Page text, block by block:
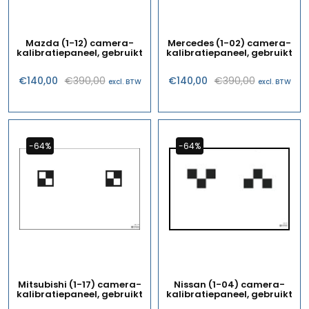
Mazda (1-12) camera-
kalibratiepaneel, gebruikt
€390,00 Oorspronkelijke
was:
€390,00.
€140,00
Huidige
is:
€140,00.
excl. BTW
Mercedes (1-02) camera-
kalibratiepaneel, gebruikt
€390,00
was:
€390,00.
€140,00
Huidige
is:
€140,00.
excl. BTW
-64%
Mitsubishi (1-17) camera-
kalibratiepaneel, gebruikt
-64%
Nissan (1-04) camera-
kalibratiepaneel, gebruikt